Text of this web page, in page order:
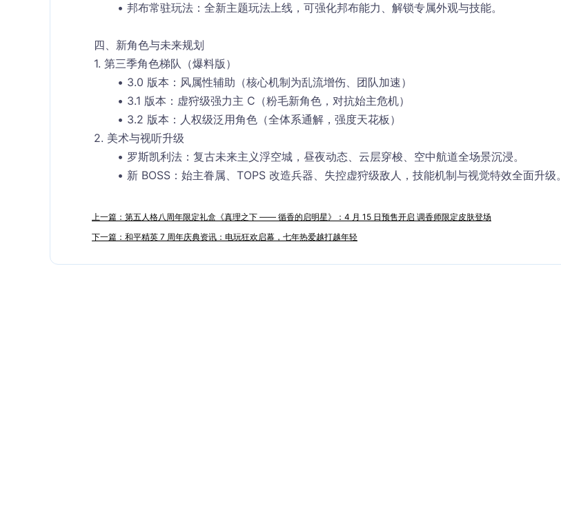
邦布常驻玩法：全新主题玩法上线，可强化邦布能力、解锁专属外观与技能。
四、新角色与未来规划
1. 第三季角色梯队（爆料版）
3.0 版本 ： 风属性辅助 （核心机制为乱流增伤、团队加速）
3.1 版本 ： 虚狩级强力主 C （粉毛新角色，对抗始主危机）
3.2 版本 ： 人权级泛用角色（全体系通解，强度天花板）
2. 美术与视听升级
罗斯凯利法：复古未来主义浮空城， 昼夜动态、云层穿梭、空中航道全场景沉浸。
新 BOSS：始主眷属、TOPS 改造兵器、失控虚狩级敌人，技能机制与视觉特效全面升级。
上一篇：第五人格八周年限定礼盒《真理之下 —— 循香的启明星》：4 月 15 日预售开启 调香师限定皮肤登场
下一篇：和平精英 7 周年庆典资讯：电玩狂欢启幕，七年热爱越打越年轻